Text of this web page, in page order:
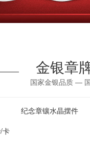
金银章
国家金银品质 —
纪念章镶水晶摆件
卡